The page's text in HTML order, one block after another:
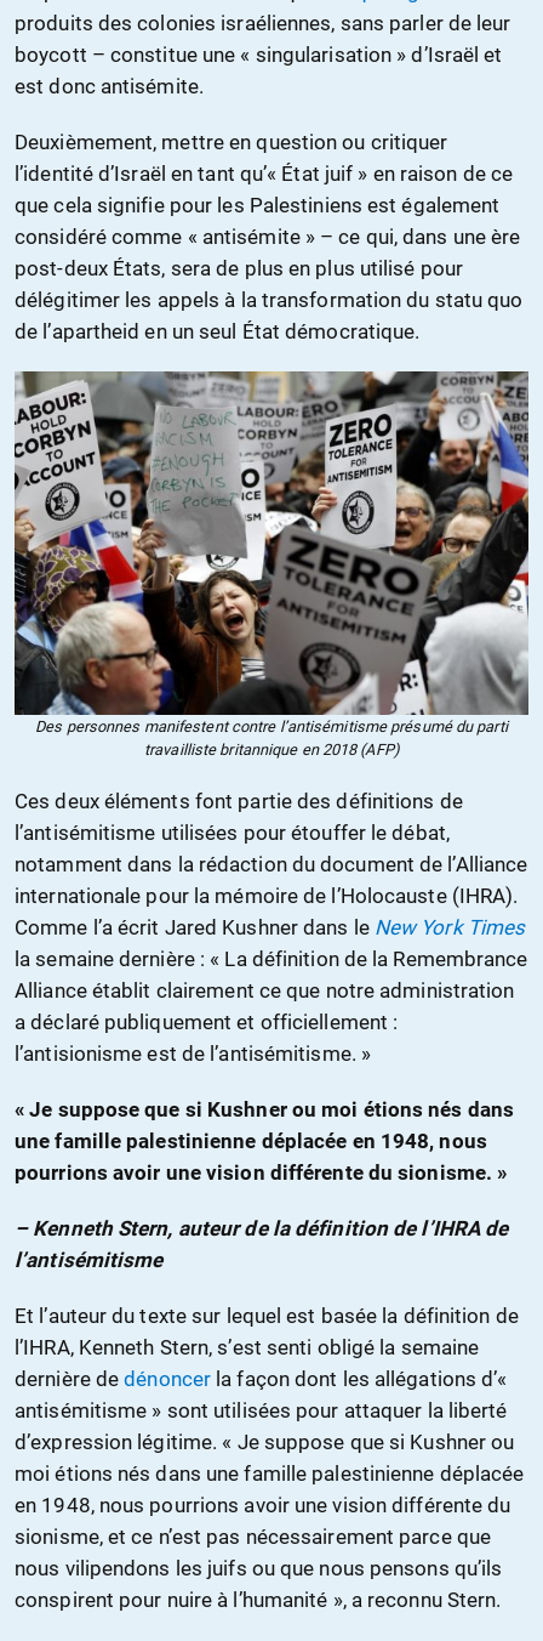
produits des colonies israéliennes, sans parler de leur
boycott – constitue une « singularisation » d’Israël et
est donc antisémite.
Deuxièmement, mettre en question ou critiquer
l’identité d’Israël en tant qu’« État juif » en raison de ce
que cela signifie pour les Palestiniens est également
considéré comme « antisémite » – ce qui, dans une ère
post-deux États, sera de plus en plus utilisé pour
délégitimer les appels à la transformation du statu quo
de l’apartheid en un seul État démocratique.
Des personnes manifestent contre l’antisémitisme présumé du parti
travailliste britannique en 2018 (AFP)
Ces deux éléments font partie des définitions de
l’antisémitisme utilisées pour étouffer le débat,
notamment dans la rédaction du document de l’Alliance
internationale pour la mémoire de l’Holocauste (IHRA).
Comme l’a écrit Jared Kushner dans le New York Times
la semaine dernière : « La définition de la Remembrance
Alliance établit clairement ce que notre administration
a déclaré publiquement et officiellement :
l’antisionisme est de l’antisémitisme. »
« Je suppose que si Kushner ou moi étions nés dans
une famille palestinienne déplacée en 1948, nous
pourrions avoir une vision différente du sionisme. »
– Kenneth Stern, auteur de la définition de l’IHRA de
l’antisémitisme
Et l’auteur du texte sur lequel est basée la définition de
l’IHRA, Kenneth Stern, s’est senti obligé la semaine
dernière dedénoncer la façon dont les allégations d’«
antisémitisme » sont utilisées pour attaquer la liberté
d’expression légitime. « Je suppose que si Kushner ou
moi étions nés dans une famille palestinienne déplacée
en 1948, nous pourrions avoir une vision différente du
sionisme, et ce n’est pas nécessairement parce que
nous vilipendons les juifs ou que nous pensons qu’ils
conspirent pour nuire à l’humanité », a reconnu Stern.